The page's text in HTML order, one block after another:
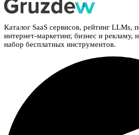
Каталог SaaS сервисов, рейтинг LLMs,
интернет-маркетинг, бизнес и рекламу,
набор бесплатных инструментов.